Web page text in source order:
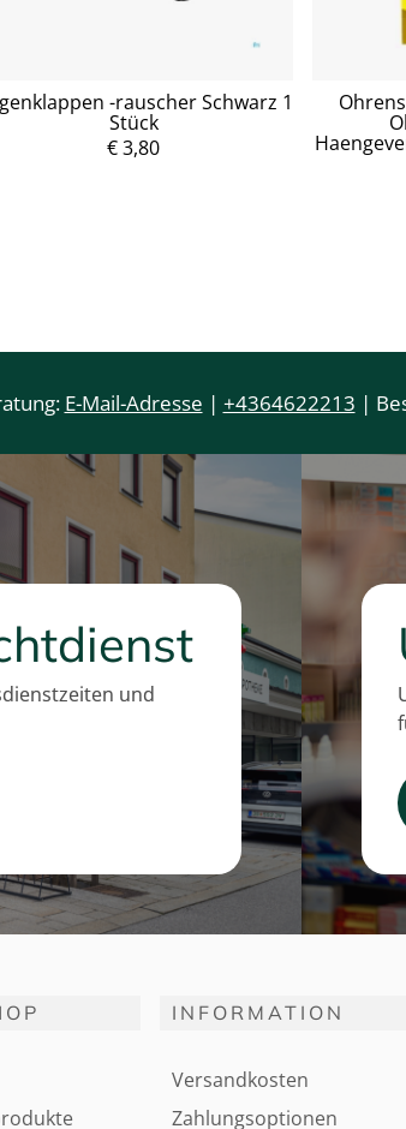
-rauscher Schwarz 1
Stück
€ 3,80
E-Mail-Adresse | +4364622213 |
und
INFORMATION
Versandkosten
Zahlungsoptionen